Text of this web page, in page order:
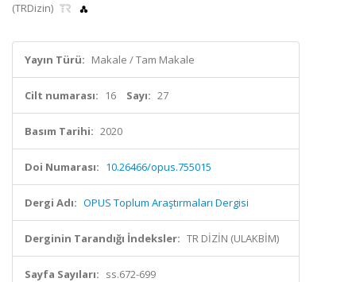
(TRDizin)
Yayın Türü: Makale / Tam Makale
Cilt numarası: 16 Sayı: 27
Basım Tarihi: 2020
Doi Numarası: 10.26466/opus.755015
Dergi Adı: OPUS Toplum Araştırmaları Dergisi
Derginin Tarandığı İndeksler: TR DİZİN (ULAKBİM)
Sayfa Sayıları: ss.672-699